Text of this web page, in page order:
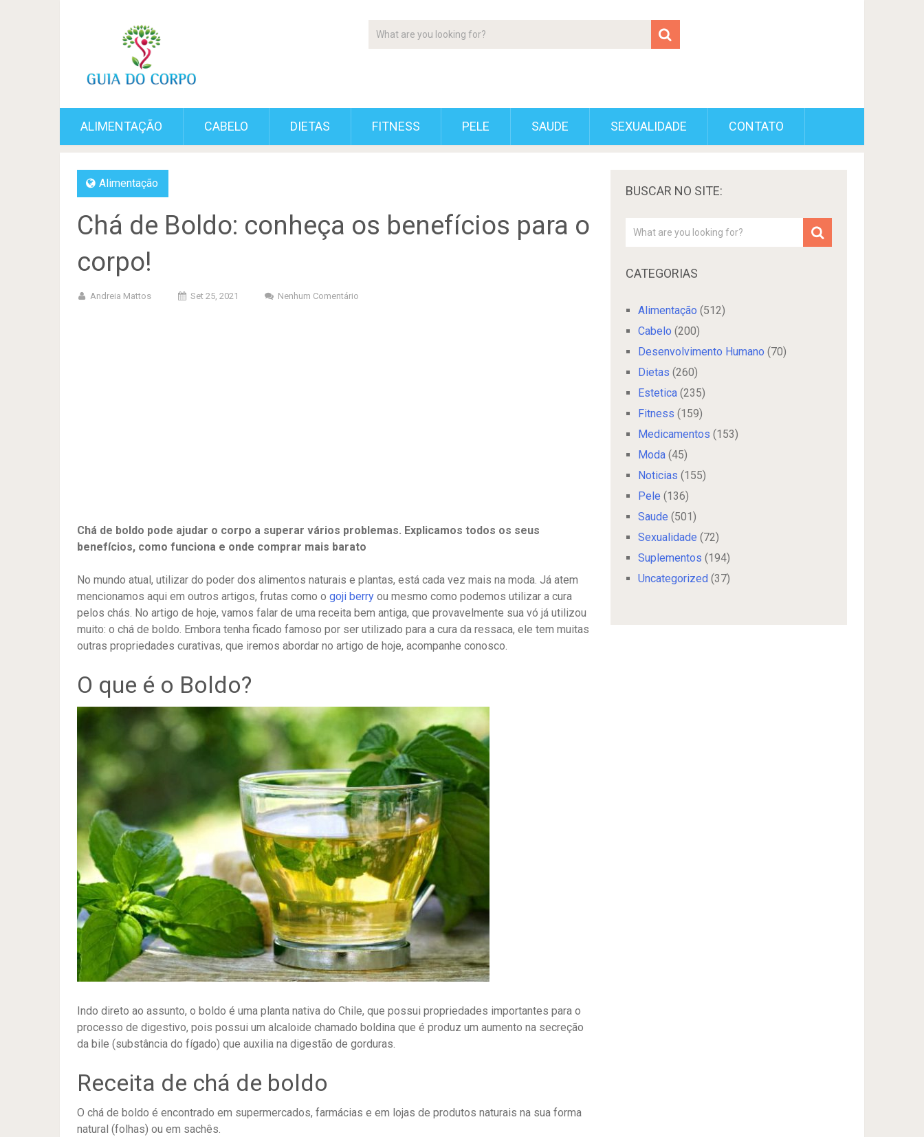
ALIMENTAÇÃO CABELO DIETAS FITNESS PELE SAUDE SEXUALIDADE CONTATO
Alimentação
Chá de Boldo: conheça os benefícios para o
corpo!
Andreia Mattos Set 25, 2021 Nenhum Comentário
Chá de boldo pode ajudar o corpo a superar vários problemas. Explicamos todos os seus
benefícios, como funciona e onde comprar mais barato
No mundo atual, utilizar do poder dos alimentos naturais e plantas, está cada vez mais na moda. Já atem
mencionamos aqui em outros artigos, frutas como o goji berry ou mesmo como podemos utilizar a cura
pelos chás. No artigo de hoje, vamos falar de uma receita bem antiga, que provavelmente sua vó já utilizou
muito: o chá de boldo. Embora tenha ficado famoso por ser utilizado para a cura da ressaca, ele tem muitas
outras propriedades curativas, que iremos abordar no artigo de hoje, acompanhe conosco.
O que é o Boldo?
Indo direto ao assunto, o boldo é uma planta nativa do Chile, que possui propriedades importantes para o
processo de digestivo, pois possui um alcaloide chamado boldina que é produz um aumento na secreção
da bile (substância do fígado) que auxilia na digestão de gorduras.
Receita de chá de boldo
O chá de boldo é encontrado em supermercados, farmácias e em lojas de produtos naturais na sua forma
natural (folhas) ou em sachês.
BUSCAR NO SITE:
CATEGORIAS
Alimentação (512)
Cabelo (200)
Desenvolvimento Humano (70)
Dietas (260)
Estetica (235)
Fitness (159)
Medicamentos (153)
Moda (45)
Noticias (155)
Pele (136)
Saude (501)
Sexualidade (72)
Suplementos (194)
Uncategorized (37)